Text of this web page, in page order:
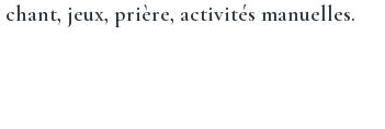
jeux, prière, activités manuelles.